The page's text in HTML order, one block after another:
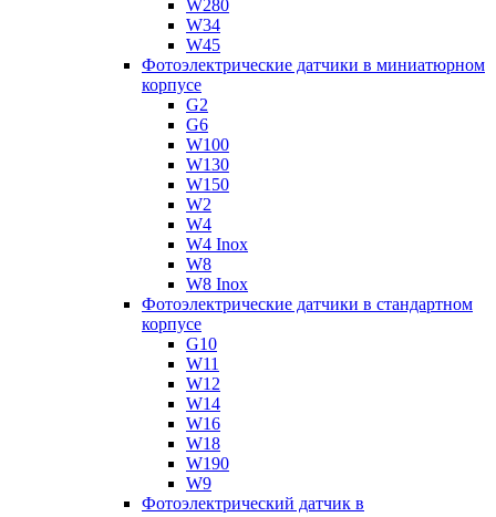
W280
W34
W45
Фотоэлектрические датчики в миниатюрном
корпусе
G2
G6
W100
W130
W150
W2
W4
W4 Inox
W8
W8 Inox
Фотоэлектрические датчики в стандартном
корпусе
G10
W11
W12
W14
W16
W18
W190
W9
Фотоэлектрический датчик в